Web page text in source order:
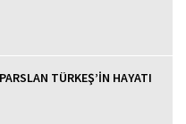
TÜRKEŞ’İN HAYATI